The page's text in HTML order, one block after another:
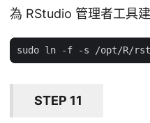
為 RStudio 管理者工具
STEP 11